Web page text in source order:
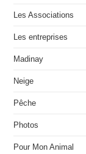
Les Associations
Les entreprises
Madinay
Neige
Pêche
Photos
Pour Mon Animal